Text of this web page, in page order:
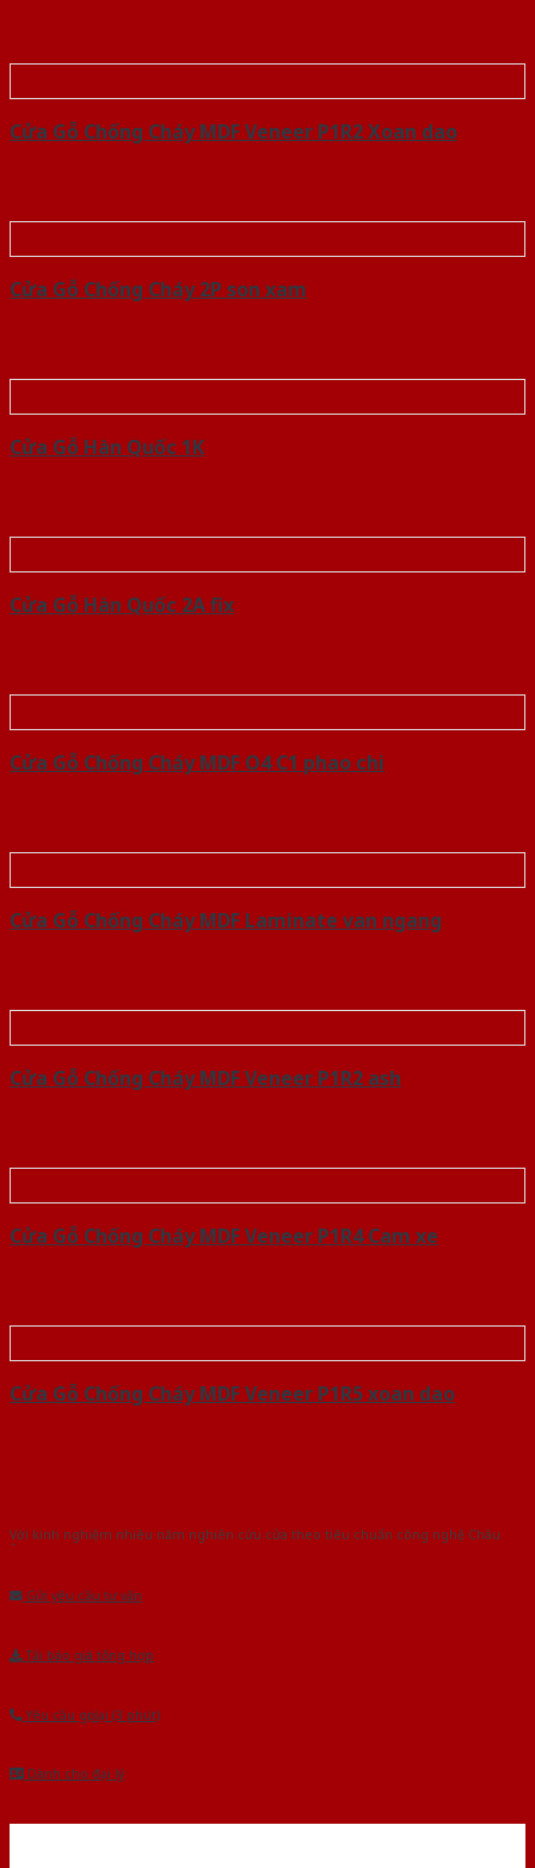
Cửa Gỗ Chống Cháy MDF Veneer P1R2 Xoan dao
Cửa Gỗ Chống Cháy 2P son xam
Cửa Gỗ Hàn Quốc 1K
Cửa Gỗ Hàn Quốc 2A fix
Cửa Gỗ Chống Cháy MDF O4 C1 phao chi
Cửa Gỗ Chống Cháy MDF Laminate van ngang
Cửa Gỗ Chống Cháy MDF Veneer P1R2 ash
Cửa Gỗ Chống Cháy MDF Veneer P1R4 Cam xe
Cửa Gỗ Chống Cháy MDF Veneer P1R5 xoan dao
Với kinh nghiệm nhiêu năm nghiên cứu cửa theo tiêu chuẩn công nghệ Châu
Âu.Chúng tôi tự tin là nhà sản xuất & cung cấp hàng đầu tại Việt Nam!
Gửi yêu cầu tư vấn
Tải báo giá tổng hợp
Yêu cầu gọi lại (3 phút)
Dành cho đại lý